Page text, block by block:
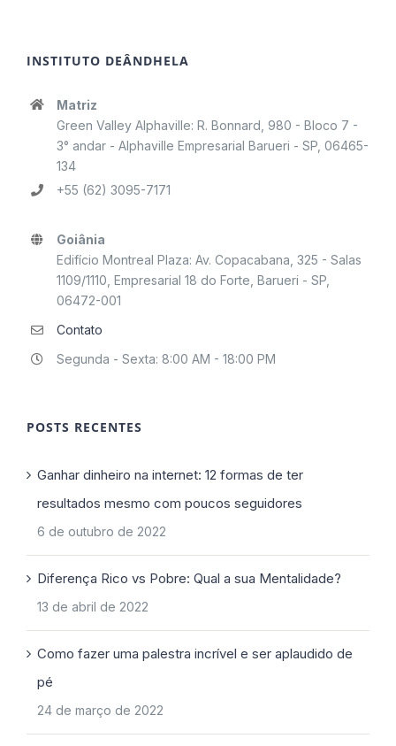
INSTITUTO DEÂNDHELA
Matriz
Green Valley Alphaville: R. Bonnard, 980 - Bloco 7 -
3° andar - Alphaville Empresarial Barueri - SP, 06465-
134
+55 (62) 3095-7171
Goiânia
Edifício Montreal Plaza: Av. Copacabana, 325 - Salas
1109/1110, Empresarial 18 do Forte, Barueri - SP,
06472-001
Contato
Segunda - Sexta: 8:00 AM - 18:00 PM
POSTS RECENTES
Ganhar dinheiro na internet: 12 formas de ter
resultados mesmo com poucos seguidores
6 de outubro de 2022
Diferença Rico vs Pobre: Qual a sua Mentalidade?
13 de abril de 2022
Como fazer uma palestra incrível e ser aplaudido de
pé
24 de março de 2022